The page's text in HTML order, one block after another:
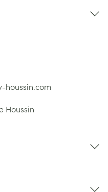
houssin.com
Houssin